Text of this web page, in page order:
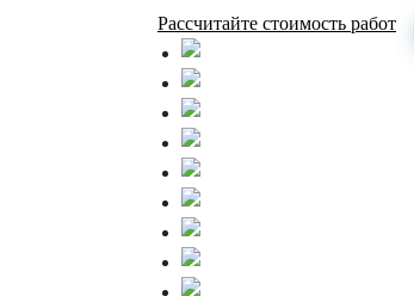
Рассчитайте стоимость работ